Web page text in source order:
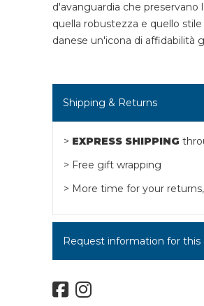
d'avanguardia che
quella robustezza e quello
danese un'icona di affidabilità
Shipping & Returns
> EXPRESS SHIPPING
> Free gift wrapping
> More time for your
Request information for this